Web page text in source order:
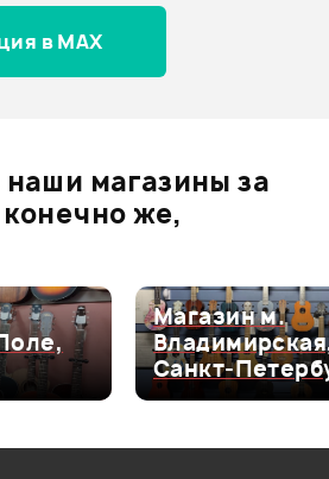
отзыв и получите
.
0
0
0
в MAX
магазины за
же,
Магазин м.
Санкт-